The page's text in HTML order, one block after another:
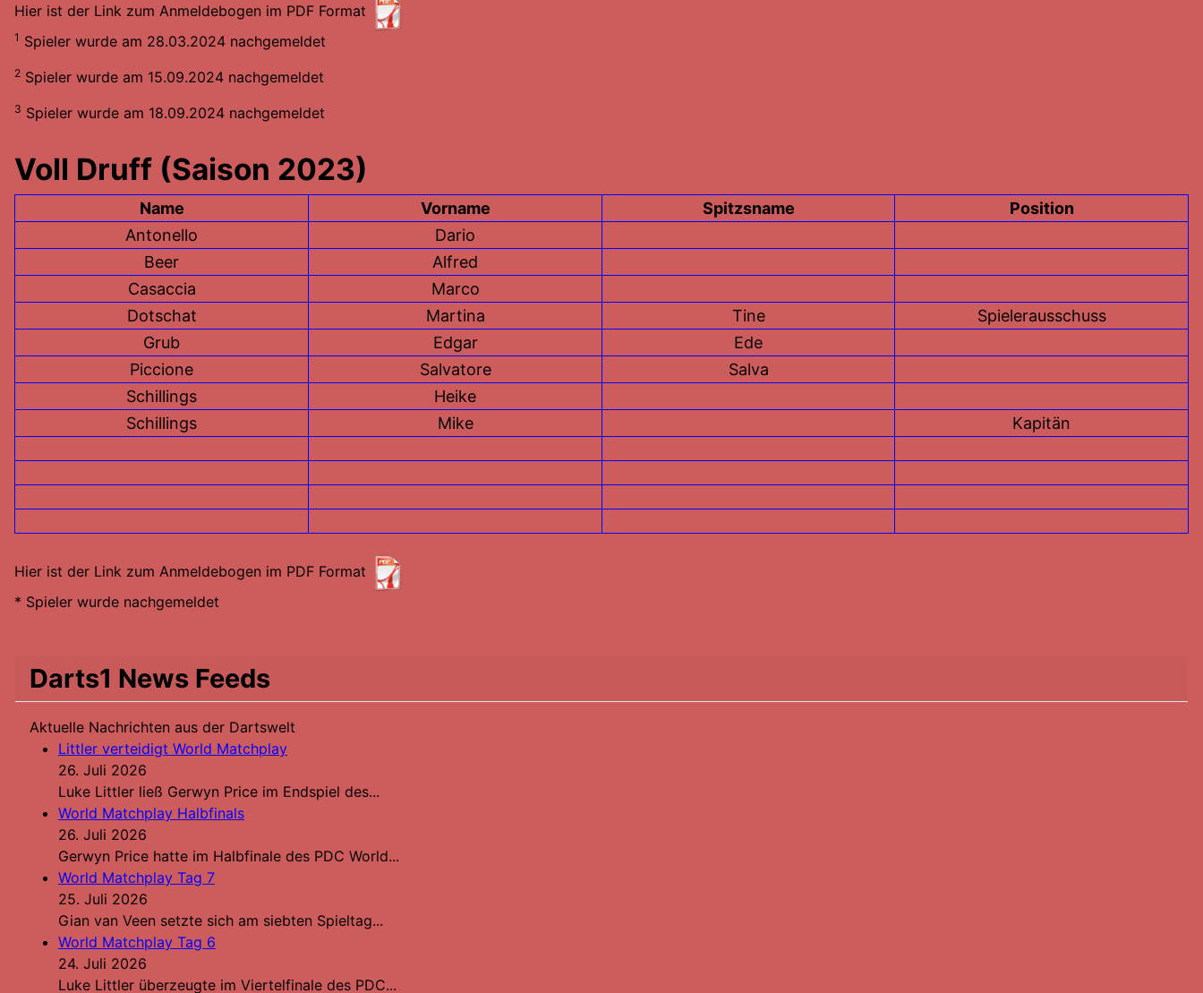
Hier ist der Link zum Anmeldebogen im PDF Format
1 Spieler wurde am 28.03.2024 nachgemeldet
2 Spieler wurde am 15.09.2024 nachgemeldet
3 Spieler wurde am 18.09.2024 nachgemeldet
Voll Druff (Saison 2023)
Name Vorname Spitzsname
Position
Antonello
Dario
Beer
Alfred
Casaccia
Marco
Dotschat
Martina Tine
Spielerausschuss
Grub
Edgar
Ede
Piccione
Salvatore
Salva
Schillings
Heike
Schillings
Mike Kapitän
Hier ist der Link zum Anmeldebogen im PDF Format
* Spieler wurde nachgemeldet
Darts1 News Feeds
Aktuelle Nachrichten aus der Dartswelt
Littler verteidigt World Matchplay
26. Juli 2026
Luke Littler ließ Gerwyn Price im Endspiel des...
World Matchplay Halbfinals
26. Juli 2026
Gerwyn Price hatte im Halbfinale des PDC World...
World Matchplay Tag 7
25. Juli 2026
Gian van Veen setzte sich am siebten Spieltag...
World Matchplay Tag 6
24. Juli 2026
Luke Littler überzeugte im Viertelfinale des PDC...